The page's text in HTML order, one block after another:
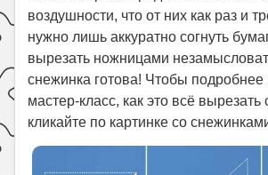
воздушности, что от них как раз и
нужно лишь аккуратно согнуть
вырезать ножницами
снежинка готова! Чтобы подробнее
мастер-класс, как это всё
кликайте по картинке со